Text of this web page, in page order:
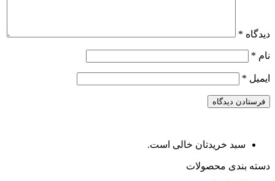
دیدگاه *
نام *
ایمیل *
سبد خریدتان خالی است.
دسته بندی محصولات